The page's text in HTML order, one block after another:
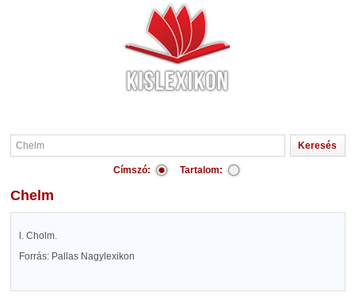
Címszó: Tartalom:
Chelm
l. Cholm.
Forrás: Pallas Nagylexikon